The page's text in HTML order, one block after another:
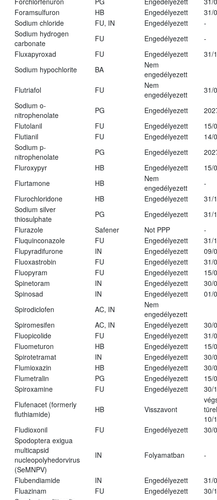
Foramsulfuron
HB Engedélyezett
31/
Sodium chloride
FU, IN Engedélyezett
-
Sodium hydrogen
carbonate
FU Engedélyezett
-
Fluxapyroxad
FU Engedélyezett
31/
Sodium hypochlorite
BA
Nem
engedélyezett
Flutriafol
FU
Nem
engedélyezett
31/
Sodium o-
nitrophenolate
PG Engedélyezett
Flutolanil
FU Engedélyezett
15/
Flutianil
FU Engedélyezett
14/
Sodium p-
nitrophenolate
PG Engedélyezett
Fluroxypyr
HB Engedélyezett
15/
Flurtamone
HB
Nem
engedélyezett
-
Flurochloridone
HB Engedélyezett
31/
Sodium silver
thiosulphate
PG Engedélyezett
31/
Flurazole
Safener Not PPP
-
Fluquinconazole
FU Engedélyezett
31/
Flupyradifurone
IN Engedélyezett
09/
Fluoxastrobin
FU Engedélyezett
31/
Fluopyram
FU Engedélyezett
15/
Spinetoram
IN Engedélyezett
30/
Spinosad
IN Engedélyezett
01/
Spirodiclofen
AC, IN
Nem
engedélyezett
Spiromesifen
AC, IN Engedélyezett
30/
Fluopicolide
FU Engedélyezett
31/
Fluometuron
HB Engedélyezett
15/
Spirotetramat
IN Engedélyezett
30/
Flumioxazin
HB Engedélyezett
30/
Flumetralin
PG Engedélyezett
15/
Spiroxamine
FU Engedélyezett
30/
Flufenacet (formerly
fluthiamide)
HB Visszavont
10/
Fludioxonil
FU Engedélyezett
30/
Spodoptera exigua
multicapsid
nucleopolyhedorvirus
(SeMNPV)
IN Folyamatban -
Flubendiamide IN Engedélyezett
31/
Fluazinam
FU Engedélyezett
30/